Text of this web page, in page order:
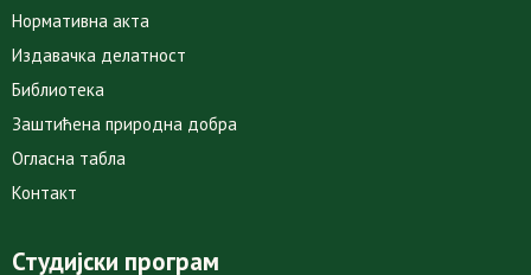
Нормативна акта
Издавачка делатност
Библиотека
Заштићена природна добра
Огласна табла
Контакт
Студијски програм